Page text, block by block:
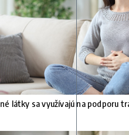
látky sa využívajú na podporu